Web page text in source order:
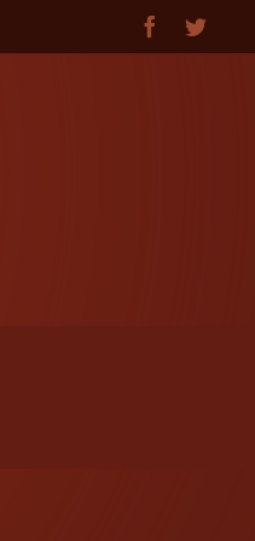
Facebook